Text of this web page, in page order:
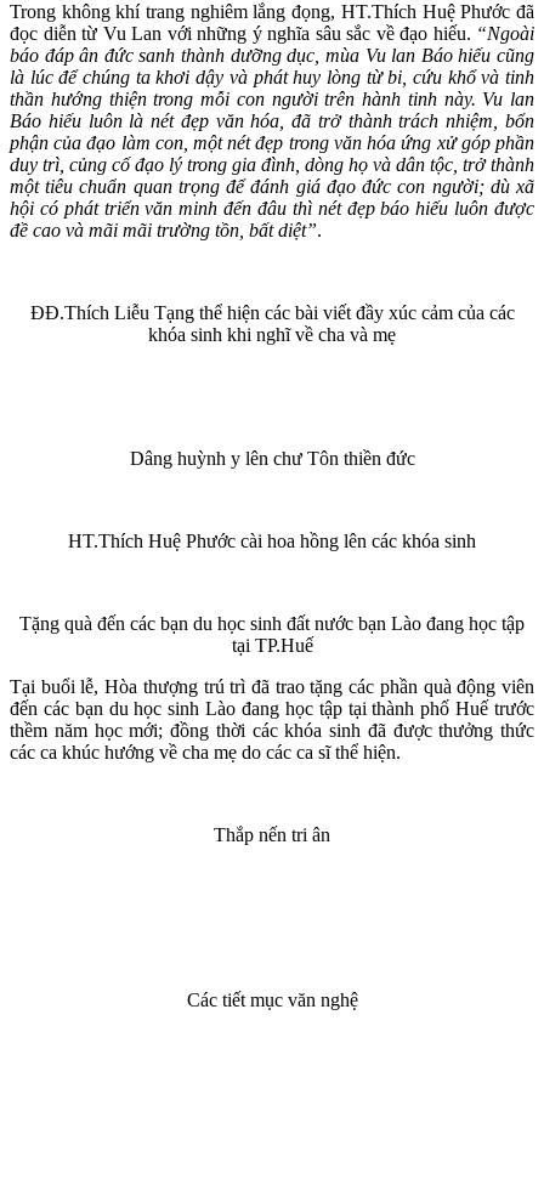
Trong không khí trang nghiêm lắng đọng, HT.Thích Huệ Phước đã
đọc diễn từ Vu Lan với những ý nghĩa sâu sắc về đạo hiếu. “Ngoài
báo đáp ân đức sanh thành dưỡng dục, mùa Vu lan Báo hiếu cũng
là lúc để chúng ta khơi dậy và phát huy lòng từ bi, cứu khổ và tinh
thần hướng thiện trong mỗi con người trên hành tinh này. Vu lan
Báo hiếu luôn là nét đẹp văn hóa, đã trở thành trách nhiệm, bổn
phận của đạo làm con, một nét đẹp trong văn hóa ứng xử góp phần
duy trì, củng cố đạo lý trong gia đình, dòng họ và dân tộc, trở thành
một tiêu chuẩn quan trọng để đánh giá đạo đức con người; dù xã
hội có phát triển văn minh đến đâu thì nét đẹp báo hiếu luôn được
đề cao và mãi mãi trường tồn, bất diệt”.
ĐĐ.Thích Liễu Tạng thể hiện các bài viết đầy xúc cảm của các
khóa sinh khi nghĩ về cha và mẹ
Dâng huỳnh y lên chư Tôn thiền đức
HT.Thích Huệ Phước cài hoa hồng lên các khóa sinh
Tặng quà đến các bạn du học sinh đất nước bạn Lào đang học tập
tại TP.Huế
Tại buổi lễ, Hòa thượng trú trì đã trao tặng các phần quà động viên
đến các bạn du học sinh Lào đang học tập tại thành phố Huế trước
thềm năm học mới; đồng thời các khóa sinh đã được thưởng thức
các ca khúc hướng về cha mẹ do các ca sĩ thể hiện.
Thắp nến tri ân
Các tiết mục văn nghệ